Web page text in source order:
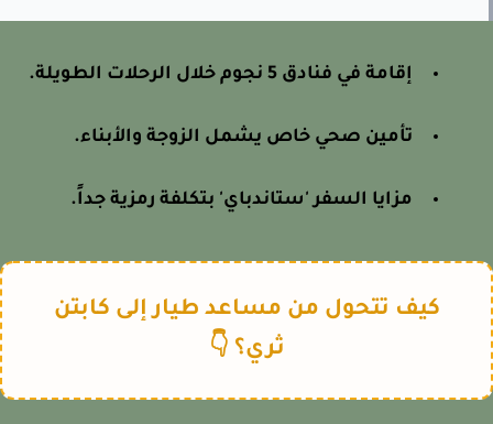
إقامة في فنادق 5 نجوم خلال الرحلات الطويلة.
تأمين صحي خاص يشمل الزوجة والأبناء.
مزايا السفر 'ستاندباي' بتكلفة رمزية جداً.
كيف تتحول من مساعد طيار إلى كابتن
ثري؟ 👇